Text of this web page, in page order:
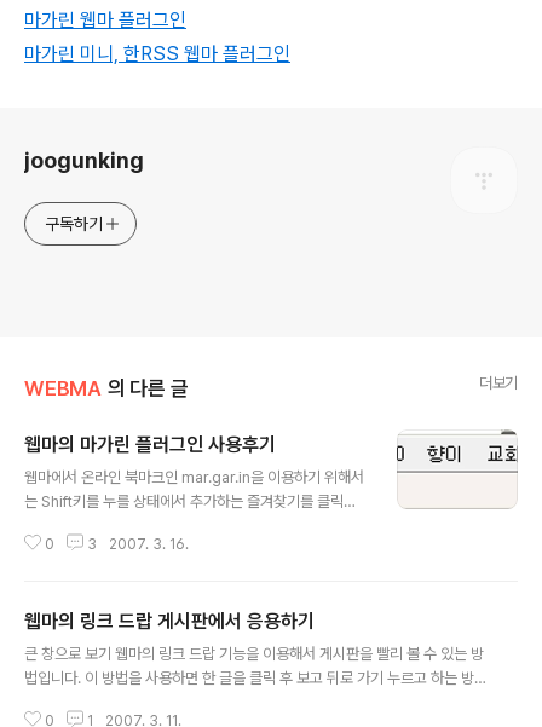
마가린 웹마 플러그인
마가린 미니, 한RSS 웹마 플러그인
joogunking
구독하기
WEBMA 의 다른 글 더보기
웹마의 마가린 플러그인 사용후기
웹마에서 온라인 북마크인 mar.gar.in을 이용하기 위해서
는 Shift키를 누를 상태에서 추가하는 즐겨찾기를 클릭해
가린에 추가가 되는 IE에 비해 약간의 불편함을 유발하게
마가린 플러그인, 마가린 미니 플러그인, 미러 : 사용해본
결과 대만족이었다. 1. 설치시작 지금부터 이번 추가된 웹
마 마가린 플러그인에 대해 자세히 알아보겠다. 먼저 플러
해제하면 Margarin 폴더가 생긴다. 본격적으로 시작하기
0 3 2007. 3. 16.
웹마의 링크 드랍 게시판에서 응용하기
큰 창으로 보기 웹마의 링크 드랍 기능을 이용해서 게시판을 빨리 볼 수 있는 방
법입니다. 이 방법을 사용하면 한 글을 클릭 후 보고 뒤로 가기 누르고 하는 방식
0 1 2007. 3. 11.